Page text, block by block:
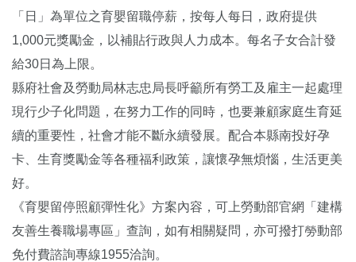
「日」為單位之育嬰留職停薪，按每人每日，政府提供
1,000元獎勵金，以補貼行政與人力成本。每名子女合計發
給30日為上限。
縣府社會及勞動局林志忠局長呼籲所有勞工及雇主一起處理
現行少子化問題，在努力工作的同時，也要兼顧家庭生育延
續的重要性，社會才能不斷永續發展。配合本縣南投好孕
卡、生育獎勵金等各種福利政策，讓懷孕無煩惱，生活更美
好。
《育嬰留停照顧彈性化》方案內容，可上勞動部官網「建構
友善生養職場專區」查詢，如有相關疑問，亦可撥打勞動部
免付費諮詢專線1955洽詢。